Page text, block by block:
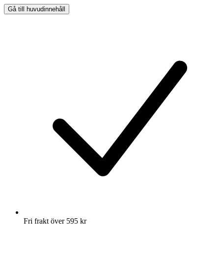
Gå till huvudinnehåll
Fri frakt över 595 kr